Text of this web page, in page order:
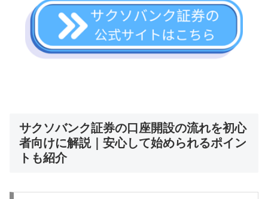
サクソバンク証券の口座開設の流れを初心
者向けに解説｜安心して始められるポイン
トも紹介